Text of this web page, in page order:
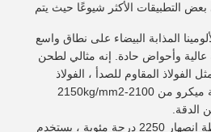
بعض التطبيقات الأكثر شيوعًا حيث يتم
المذابة البيضاء على نطاق واسع
وأحواض حادة. إنه مثالي لطحن
المقاوم للصدأ ، الفولاذ
الكربوني ،والسيراميكصلابة ميكرو من 2100-2150kg/mm2
الدقة.
مع نقطة انصهار 2250 درجة مئوية ، يستخدم